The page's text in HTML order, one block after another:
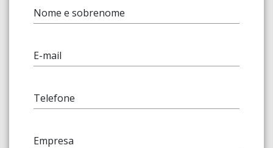
Nome e sobrenome
E-mail
Telefone
Empresa